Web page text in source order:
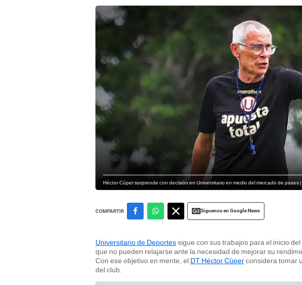
Héctor Cúper sorprende con decisión en Universitario en medio del mercado de pases
COMPARTIR Siguenos en Google News
Universitario de Deportessigue con sus trabajos para el inicio
que no pueden relajarse ante la necesidad de mejorar su
Con ese objetivo en mente, el DT Héctor Cúperconsidera tomar
del club.